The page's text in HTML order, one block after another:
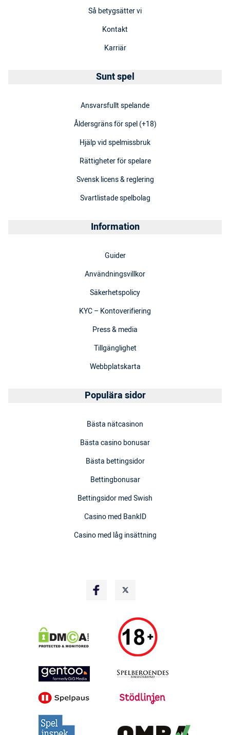
Så betygsätter vi
Kontakt
Karriär
Sunt spel
Ansvarsfullt spelande
Åldersgräns för spel (+18)
Hjälp vid spelmissbruk
Rättigheter för spelare
Svensk licens & reglering
Svartlistade spelbolag
Information
Guider
Användningsvillkor
Säkerhetspolicy
KYC – Kontoverifiering
Press & media
Tillgänglighet
Webbplatskarta
Populära sidor
Bästa nätcasinon
Bästa casino bonusar
Bästa bettingsidor
Bettingbonusar
Bettingsidor med Swish
Casino med BankID
Casino med låg insättning